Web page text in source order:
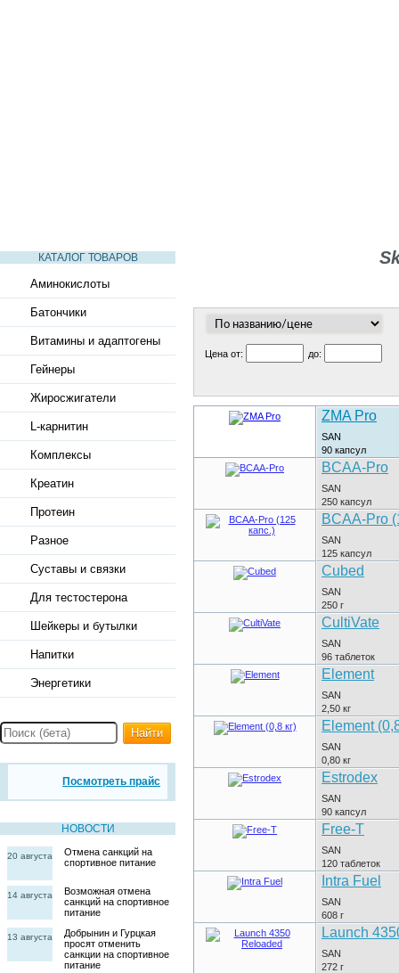
КАТАЛОГ ТОВАРОВ
Аминокислоты
Батончики
Витамины и адаптогены
Гейнеры
Жиросжигатели
L-карнитин
Комплексы
Креатин
Протеин
Разное
Суставы и связки
Для тестостерона
Шейкеры и бутылки
Напитки
Энергетики
Найти
Посмотреть прайс
НОВОСТИ
20 августа
Отмена санкций на
спортивное питание
14 августа
Возможная отмена
санкций на спортивное
питание
13 августа
Добрынин и Гурцкая
просят отменить
санкции на спортивное
питание
Цена от: до:
ZMA Pro
SAN
90 капсул
BCAA-Pro
SAN
250 капсул
BCAA-Pro
SAN
125 капсул
Cubed
SAN
250 г
CultiVate
SAN
96 таблеток
Element
SAN
2,50 кг
Element
SAN
0,80 кг
Estrodex
SAN
90 капсул
Free-T
SAN
120 таблеток
Intra Fuel
SAN
608 г
Launch
SAN
272 г